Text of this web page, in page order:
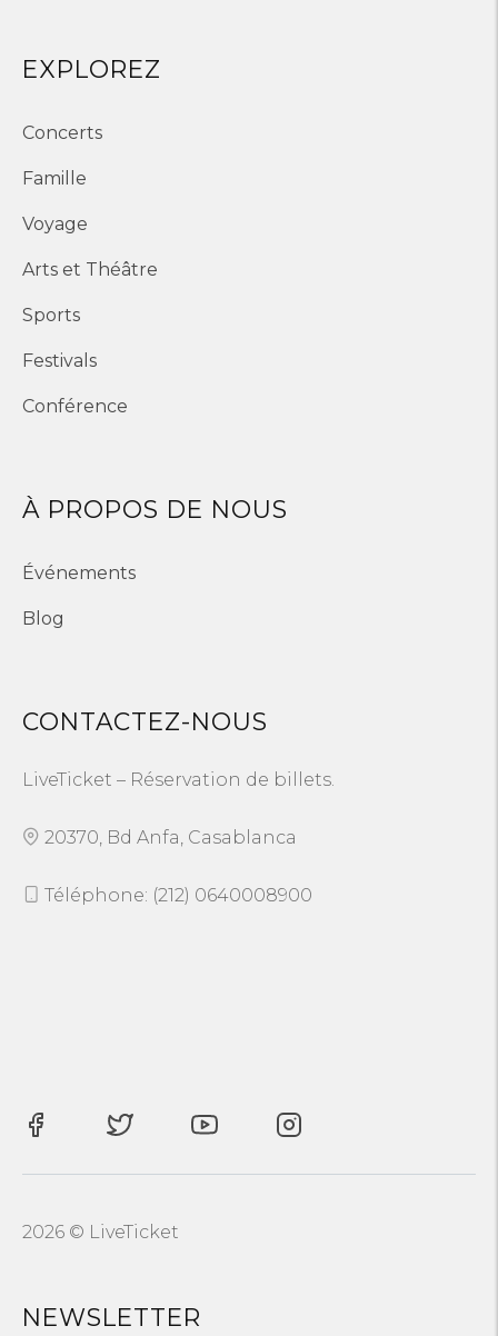
EXPLOREZ
Concerts
Famille
Voyage
Arts et Théâtre
Sports
Festivals
Conférence
À PROPOS DE NOUS
Événements
Blog
CONTACTEZ-NOUS
LiveTicket – Réservation de billets.
20370, Bd Anfa, Casablanca
Téléphone: (212) 0640008900
2026 © LiveTicket
NEWSLETTER